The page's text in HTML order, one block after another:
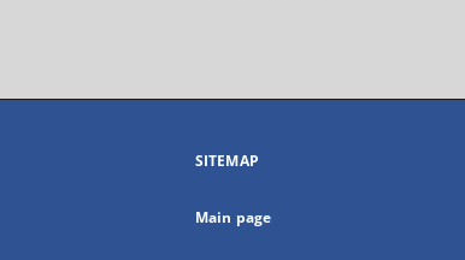
SITEMAP
Main page